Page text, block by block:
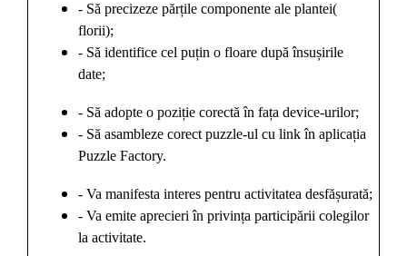
- Să precizeze părțile componente ale plantei(
florii);
- Să identifice cel puțin o floare după însușirile
date;
- Să adopte o poziție corectă în fața device-urilor;
- Să asambleze corect puzzle-ul cu link în aplicația
Puzzle Factory.
- Va manifesta interes pentru activitatea desfășurată;
- Va emite aprecieri în privința participării colegilor
la activitate.